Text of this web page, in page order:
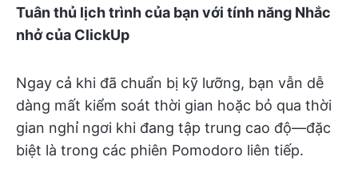
Tuân thủ lịch trình của bạn với tính năng Nhắc
nhở của ClickUp
Ngay cả khi đã chuẩn bị kỹ lưỡng, bạn vẫn dễ
dàng mất kiểm soát thời gian hoặc bỏ qua thời
gian nghỉ ngơi khi đang tập trung cao độ—đặc
biệt là trong các phiên Pomodoro liên tiếp.